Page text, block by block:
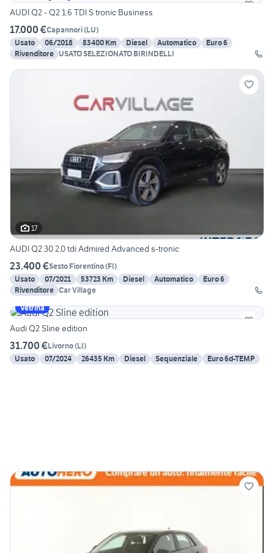
AUDI Q2 - Q2 1.6 TDI S tronic Business
17.000 €Capannori(LU)
Usato
06/2018 83400 Km Diesel Automatico
Euro 6
Rivenditore USATO SELEZIONATO BIRINDELLI
17
AUDI Q2 30 2.0 tdi Admired Advanced s-tronic
23.400 €Sesto Fiorentino(FI)
Usato
07/2021 53723 Km Diesel Automatico
Euro 6
Rivenditore Car Village
Vetrina
Audi Q2 Sline edition
31.700 €Livorno(LI)
Usato
07/2024 26435 Km Diesel Sequenziale Euro 6d-TEMP